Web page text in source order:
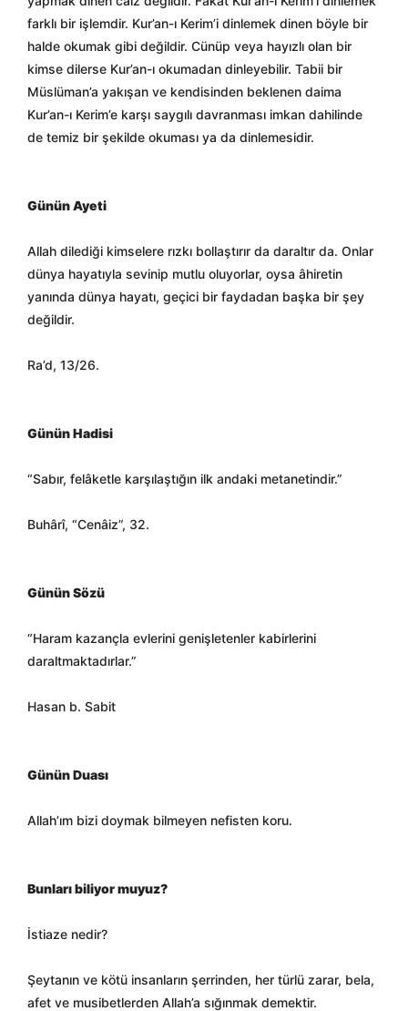
farklı bir işlemdir. Kur’an-ı Kerim’i dinlemek dinen böyle bir
halde okumak gibi değildir. Cünüp veya hayızlı olan bir
kimse dilerse Kur’an-ı okumadan dinleyebilir. Tabii bir
Müslüman’a yakışan ve kendisinden beklenen daima
Kur’an-ı Kerim’e karşı saygılı davranması imkan dahilinde
de temiz bir şekilde okuması ya da dinlemesidir.
Günün Ayeti
Allah dilediği kimselere rızkı bollaştırır da daraltır da. Onlar
dünya hayatıyla sevinip mutlu oluyorlar, oysa âhiretin
yanında dünya hayatı, geçici bir faydadan başka bir şey
değildir.
Ra’d, 13/26.
Günün Hadisi
“Sabır, felâketle karşılaştığın ilk andaki metanetindir.”
Buhârî, “Cenâiz”, 32.
Günün Sözü
“Haram kazançla evlerini genişletenler kabirlerini
daraltmaktadırlar.”
Hasan b. Sabit
Günün Duası
Allah’ım bizi doymak bilmeyen nefisten koru.
Bunları biliyor muyuz?
İstiaze nedir?
Şeytanın ve kötü insanların şerrinden, her türlü zarar, bela,
afet ve musibetlerden Allah’a sığınmak demektir.